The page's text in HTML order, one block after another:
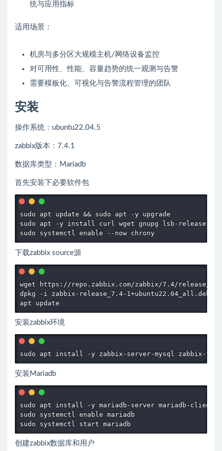
统与应用指标
适用场景：
机房与多分区大规模主机/网络设备监控
对可用性、性能、容量趋势的统一观测与告警
需要模板化、可视化与告警流程管理的团队
安装
操作系统：ubuntu22.04.5
zabbix版本：7.4.1
数据库类型：Mariadb
首先安装下必要软件包
sudo apt update && sudo apt -y upgrade
sudo apt -y install curl wget gnupg lsb-release
sudo systemctl enable --now chrony
下载zabbix source源
wget https://repo.zabbix.com/zabbix/7.4/release/
dpkg -i zabbix-release_7.4-1+ubuntu22.04_all.deb
apt update
安装zabbix环境
sudo apt install -y zabbix-server-mysql zabbix-
安装Mariadb
sudo apt install -y mariadb-server mariadb-client
sudo systemctl enable mariadb
sudo systemctl start mariadb
创建zabbix数据库和用户